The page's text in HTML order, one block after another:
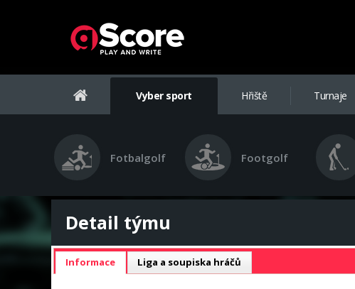
Vyber sport Hřiště Turnaje
Fotbalgolf Footgolf
Detail týmu
Informace Liga a soupiska hráčů